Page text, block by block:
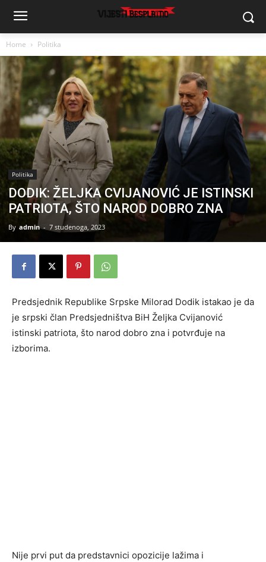
Home Politika
Politika
DODIK: ŽELJKA CVIJANOVIĆ JE ISTINSKI
PATRIOTA, ŠTO NAROD DOBRO ZNA
By admin - 7 studenoga, 2023
Predsjednik Republike Srpske Milorad Dodik istakao je da
je srpski član Predsjedništva BiH Željka Cvijanović
istinski patriota, što narod dobro zna i potvrđuje na
izborima.
Nije prvi put da predstavnici opozicije lažima i